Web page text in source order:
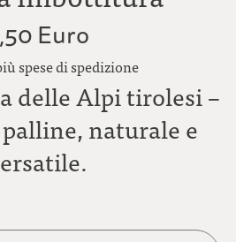
Euro
spese di spedizione
delle Alpi tirolesi –
naturale e